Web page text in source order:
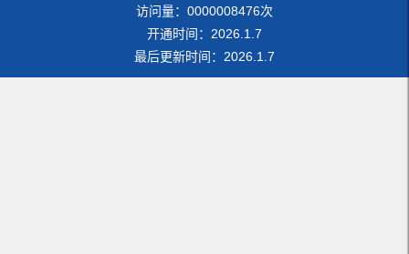
访问量： 0000008476次
开通时间： 2026 1 7
最后更新时间： 2026 1 7